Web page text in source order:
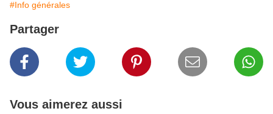
#Info générales
Partager
Vous aimerez aussi